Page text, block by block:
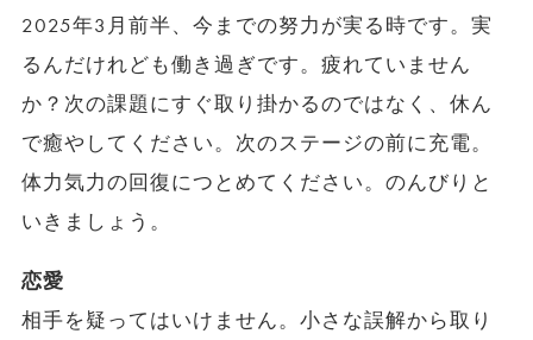
2025年3月前半、今までの努力が実る時です。実
るんだけれども働き過ぎです。疲れていません
か？次の課題にすぐ取り掛かるのではなく、休ん
で癒やしてください。次のステージの前に充電。
体力気力の回復につとめてください。のんびりと
いきましょう。
恋愛
相手を疑ってはいけません。小さな誤解から取り